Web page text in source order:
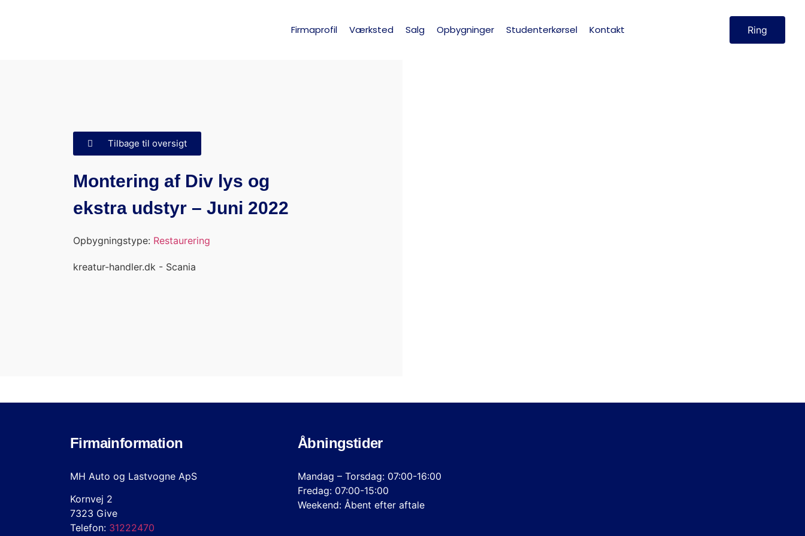
Firmaprofil Værksted Salg Opbygninger Studenterkørsel Kontakt Ring
Tilbage til oversigt
Montering af Div lys og
ekstra udstyr – Juni 2022
Opbygningstype: Restaurering
kreatur-handler.dk - Scania
Firmainformation
MH Auto og Lastvogne ApS
Kornvej 2
7323 Give
Telefon: 31222470
Åbningstider
Mandag – Torsdag: 07:00-16:00
Fredag: 07:00-15:00
Weekend: Åbent efter aftale